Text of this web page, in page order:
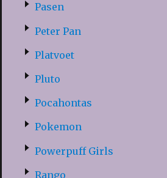
Pasen
Peter Pan
Platvoet
Pluto
Pocahontas
Pokemon
Powerpuff Girls
Rango